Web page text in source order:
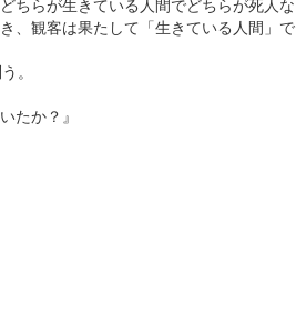
ちらが生きている人間でどちらが死人な
、観客は果たして「生きている人間」で
。
たか？』